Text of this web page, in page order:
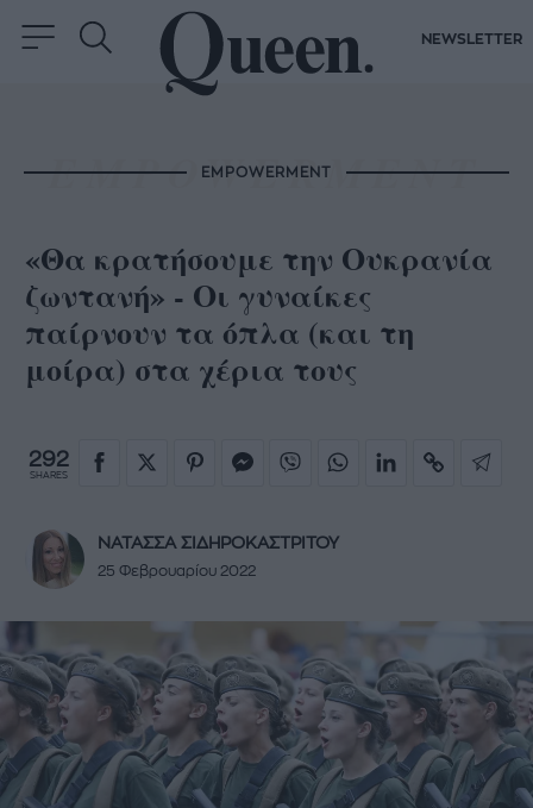
NEWSLETTER
EMPOWERMENT
«Θα κρατήσουμε την Ουκρανία
ζωντανή» - Οι γυναίκες
παίρνουν τα όπλα (και τη
μοίρα) στα χέρια τους
292
SHARES
ΝΑΤΑΣΣΑ ΣΙΔΗΡΟΚΑΣΤΡΙΤΟΥ
25 Φεβρουαρίου 2022